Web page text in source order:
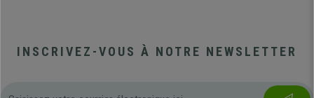
INSCRIVEZ-VOUS À NOTRE NEWSLETTER